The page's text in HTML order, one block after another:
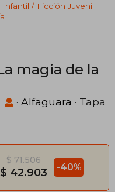
Infantil / Ficción Juvenil:
magia de la
· Alfaguara · Tapa
$ 71.506
$ 42.903 -40%